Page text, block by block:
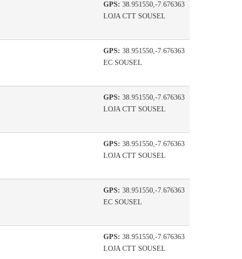
GPS: 38.951550,-7.676363
LOJA CTT SOUSEL
GPS: 38.951550,-7.676363
EC SOUSEL
GPS: 38.951550,-7.676363
LOJA CTT SOUSEL
GPS: 38.951550,-7.676363
LOJA CTT SOUSEL
GPS: 38.951550,-7.676363
EC SOUSEL
GPS: 38.951550,-7.676363
LOJA CTT SOUSEL